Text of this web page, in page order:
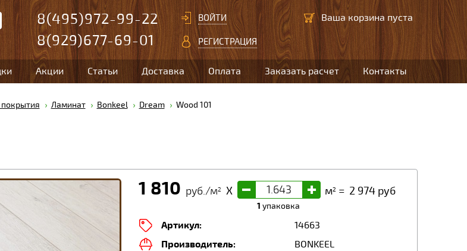
8(495)972-99-22
8(929)677-69-01
ВОЙТИ
РЕГИСТРАЦИЯ
Ваша корзина пуста
Акции Статьи Доставка Оплата Заказать расчет Контакты
Ламинат Bonkeel Dream Wood 101
1 810 руб./м2 X - +
1 упаковка
м2 = 2 974руб
Артикул:
14663
Производитель:
BONKEEL